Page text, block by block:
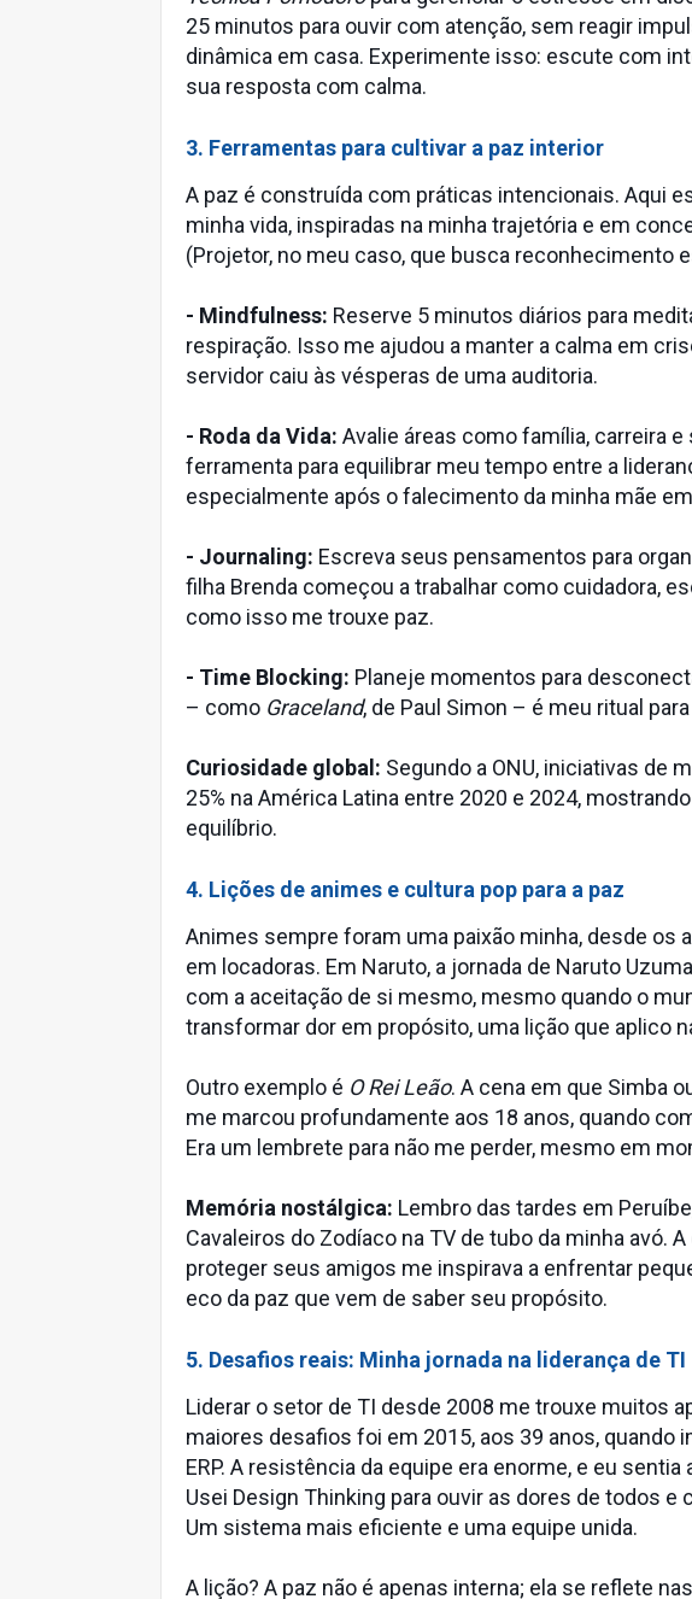
25 minutos para ouvir com atenção, sem reagir
dinâmica em casa. Experimente isso: escute com
sua resposta com calma.
3. Ferramentas para cultivar a paz interior
A paz é construída com práticas intencionais. Aqui
minha vida, inspiradas na minha trajetória e em
(Projetor, no meu caso, que busca reconhecimento
- Mindfulness: Reserve 5 minutos diários para
respiração. Isso me ajudou a manter a calma em
servidor caiu às vésperas de uma auditoria.
- Roda da Vida: Avalie áreas como família, carreira
ferramenta para equilibrar meu tempo entre a
especialmente após o falecimento da minha mãe
- Journaling: Escreva seus pensamentos para
filha Brenda começou a trabalhar como cuidadora,
como isso me trouxe paz.
- Time Blocking: Planeje momentos para
– como Graceland, de Paul Simon – é meu ritual
Curiosidade global: Segundo a ONU, iniciativas de
25% na América Latina entre 2020 e 2024,
equilíbrio.
4. Lições de animes e cultura pop para a paz
Animes sempre foram uma paixão minha, desde os
em locadoras. Em Naruto, a jornada de Naruto
com a aceitação de si mesmo, mesmo quando o
transformar dor em propósito, uma lição que aplico
Outro exemplo é O Rei Leão. A cena em que Simba
me marcou profundamente aos 18 anos, quando
Era um lembrete para não me perder, mesmo em
Memória nostálgica: Lembro das tardes em
Cavaleiros do Zodíaco na TV de tubo da minha avó.
proteger seus amigos me inspirava a enfrentar
eco da paz que vem de saber seu propósito.
5. Desafios reais: Minha jornada na liderança de TI
Liderar o setor de TI desde 2008 me trouxe muitos
maiores desafios foi em 2015, aos 39 anos,
ERP. A resistência da equipe era enorme, e eu
Usei Design Thinking para ouvir as dores de todos e
Um sistema mais eficiente e uma equipe unida.
A lição? A paz não é apenas interna; ela se reflete